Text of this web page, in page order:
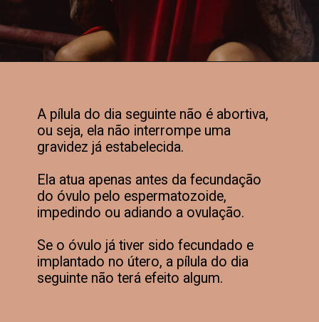
A pílula do dia seguinte não é abortiva,
ou seja, ela não interrompe uma
gravidez já estabelecida.
Ela atua apenas antes da fecundação
do óvulo pelo espermatozoide,
impedindo ou adiando a ovulação.
Se o óvulo já tiver sido fecundado e
implantado no útero, a pílula do dia
seguinte não terá efeito algum.